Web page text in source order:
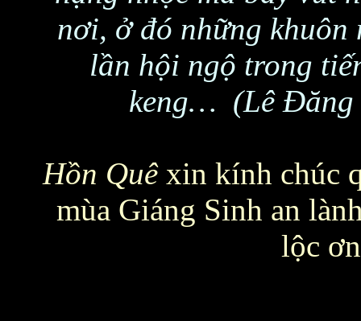
nơi, ở đó những khuôn
lần hội ngộ trong
keng… (Lê Đăng
Hồn Quê xin kính chúc
mùa Giáng Sinh an
lộc